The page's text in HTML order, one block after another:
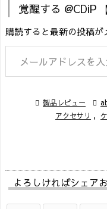
覚醒する @CDiP
購読すると最新の投稿が
メールアドレスを入力...
 製品レビュー 
アクセサリ ,
よろしければシェア